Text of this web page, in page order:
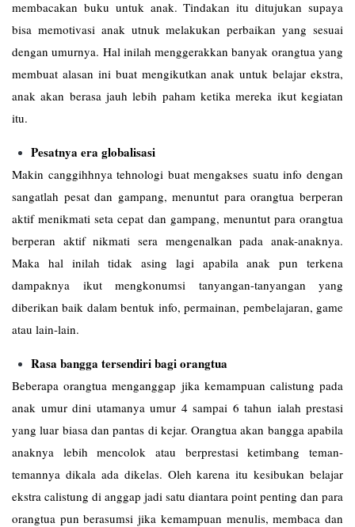
membacakan buku untuk anak. Tindakan itu ditujukan supaya
bisa memotivasi anak utnuk melakukan perbaikan yang sesuai
dengan umurnya. Hal inilah menggerakkan banyak orangtua yang
membuat alasan ini buat mengikutkan anak untuk belajar ekstra,
anak akan berasa jauh lebih paham ketika mereka ikut kegiatan
itu.
Pesatnya era globalisasi
Makin canggihhnya tehnologi buat mengakses suatu info dengan
sangatlah pesat dan gampang, menuntut para orangtua berperan
aktif menikmati seta cepat dan gampang, menuntut para orangtua
berperan aktif nikmati sera mengenalkan pada anak-anaknya.
Maka hal inilah tidak asing lagi apabila anak pun terkena
dampaknya ikut mengkonumsi tanyangan-tanyangan yang
diberikan baik dalam bentuk info, permainan, pembelajaran, game
atau lain-lain.
Rasa bangga tersendiri bagi orangtua
Beberapa orangtua menganggap jika kemampuan calistung pada
anak umur dini utamanya umur 4 sampai 6 tahun ialah prestasi
yang luar biasa dan pantas di kejar. Orangtua akan bangga apabila
anaknya lebih mencolok atau berprestasi ketimbang teman-
temannya dikala ada dikelas. Oleh karena itu kesibukan belajar
ekstra calistung di anggap jadi satu diantara point penting dan para
orangtua pun berasumsi jika kemampuan menulis, membaca dan